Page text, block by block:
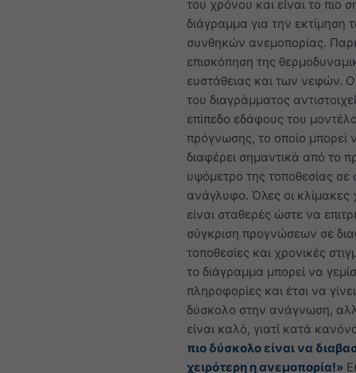
του χρόνου και είναι το πιο
διάγραμμα για την εκτίμηση
συνθηκών ανεμοπορίας.
επισκόπηση της
ευστάθειας και των νεφών.
του διαγράμματος
επίπεδο εδάφους του
πρόγνωσης, το οποίο μπορεί
διαφέρει σημαντικά από το
υψόμετρο της τοποθεσίας σε
ανάγλυφο. Όλες οι
είναι σταθερές ώστε να
σύγκριση προγνώσεων σε
τοποθεσίες και χρονικές
το διάγραμμα μπορεί να
πληροφορίες και έτσι να
δύσκολο στην ανάγνωση,
είναι καλό, γιατί κατά
πιο δύσκολο είναι να
χειρότερη η ανεμοπορία!»